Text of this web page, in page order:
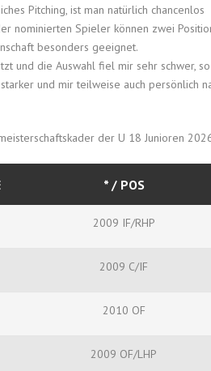
Pitching, ist man natürlich chancenlos
nominierten Spieler können zwei
besonders geeignet.
und die Auswahl fiel mir sehr schwer,
und mir teilweise auch persönlich
der U 18 Junioren
* / POS
2009 IF/RHP
2009 C/IF
2010 OF
2009 OF/LHP